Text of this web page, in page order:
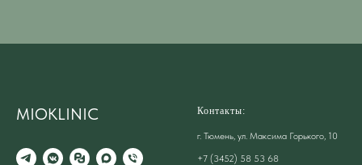
MIOKLINIC Контакты:
г. Тюмень, ул. Максима Горького, 10
+7 (3452) 58 53 68